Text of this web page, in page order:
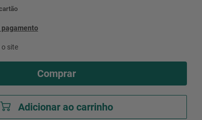
pagamento
site
Comprar
Adicionar ao carrinho